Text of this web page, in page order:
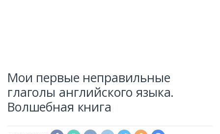
Мои первые неправильные
глаголы английского языка.
Волшебная книга